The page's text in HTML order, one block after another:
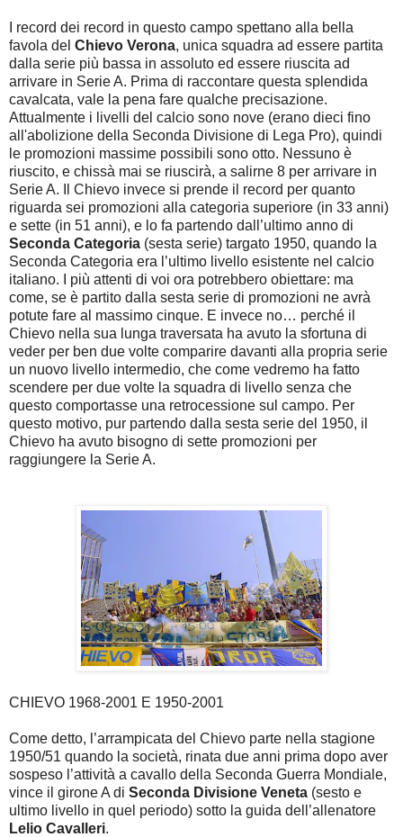
I record dei record in questo campo spettano alla bella
favola del Chievo Verona, unica squadra ad essere partita
dalla serie più bassa in assoluto ed essere riuscita ad
arrivare in Serie A. Prima di raccontare questa splendida
cavalcata, vale la pena fare qualche precisazione.
Attualmente i livelli del calcio sono nove (erano dieci fino
all'abolizione della Seconda Divisione di Lega Pro), quindi
le promozioni massime possibili sono otto. Nessuno è
riuscito, e chissà mai se riuscirà, a salirne 8 per arrivare in
Serie A. Il Chievo invece si prende il record per quanto
riguarda sei promozioni alla categoria superiore (in 33 anni)
e sette (in 51 anni), e lo fa partendo dall’ultimo anno di
Seconda Categoria (sesta serie) targato 1950, quando la
Seconda Categoria era l’ultimo livello esistente nel calcio
italiano. I più attenti di voi ora potrebbero obiettare: ma
come, se è partito dalla sesta serie di promozioni ne avrà
potute fare al massimo cinque. E invece no… perché il
Chievo nella sua lunga traversata ha avuto la sfortuna di
veder per ben due volte comparire davanti alla propria serie
un nuovo livello intermedio, che come vedremo ha fatto
scendere per due volte la squadra di livello senza che
questo comportasse una retrocessione sul campo. Per
questo motivo, pur partendo dalla sesta serie del 1950, il
Chievo ha avuto bisogno di sette promozioni per
raggiungere la Serie A.
CHIEVO 1968-2001 E 1950-2001
Come detto, l’arrampicata del Chievo parte nella stagione
1950/51 quando la società, rinata due anni prima dopo aver
sospeso l’attività a cavallo della Seconda Guerra Mondiale,
vince il girone A di Seconda Divisione Veneta (sesto e
ultimo livello in quel periodo) sotto la guida dell’allenatore
Lelio Cavalleri.